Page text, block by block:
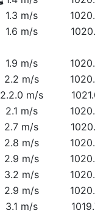
1.3 m/s
1.6 m/s
1.9 m/s
2.2 m/s
2.2.0 m/s
2.1 m/s
2.7 m/s
2.8 m/s
2.9 m/s
3.2 m/s
2.9 m/s
3.1 m/s